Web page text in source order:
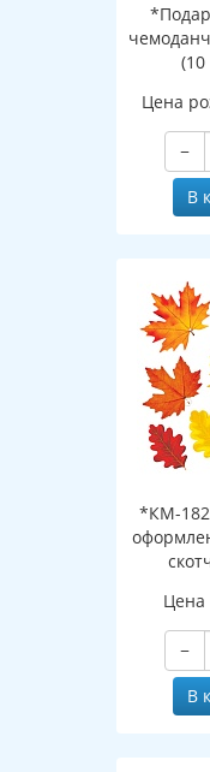
Цена
−
В
*КМ-
Цена
−
В